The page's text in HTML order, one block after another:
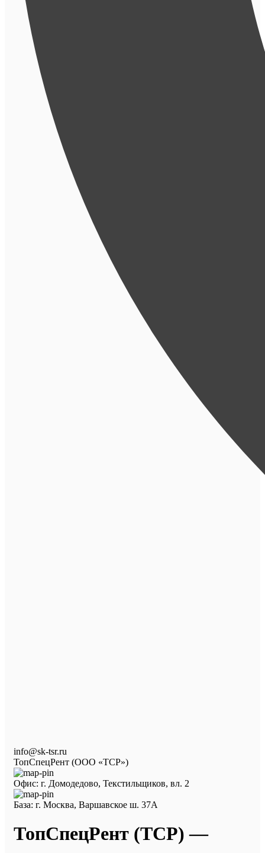
info@sk-tsr.ru
ТопСпецРент (ООО «ТСР»)
Офис: г. Домодедово, Текстильщиков, вл. 2
База: г. Москва, Варшавское ш. 37А
ТопСпецРент (ТСР) —